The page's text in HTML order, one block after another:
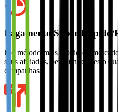
Pagamento Super Rápido/
É o método mais rápido do
seus afiliados, permitindo-lhes o
campanhas.